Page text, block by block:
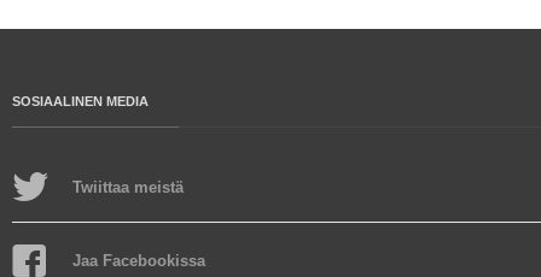
SOSIAALINEN MEDIA
Twiittaa meistä
Jaa Facebookissa